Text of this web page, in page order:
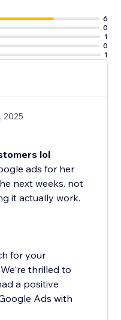
6
0
1
0
1
2025
lol
ads for her
next weeks. not
it actually work.
for your
thrilled to
a positive
Ads with